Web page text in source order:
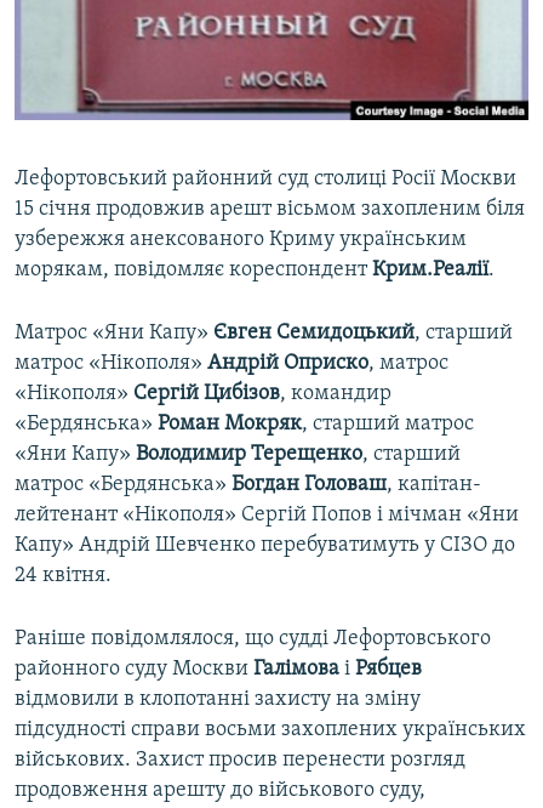
ВІДЕОУРОКИ «ELIFBE»
УКРАЇНСЬКА ПРОБЛЕМА КРИМУ
Qırımtatar
Усі сайти RFE/RL
Лефортовський районний суд столиці Росії Москви
15 січня продовжив арешт вісьмом захопленим біля
узбережжя анексованого Криму українським
морякам, повідомляє кореспондентКрим.Реалії.
Матрос «Яни Капу» Євген Семидоцький, старший
матрос «Нікополя» Андрій Оприско, матрос
«Нікополя» Сергій Цибізов, командир
«Бердянська» Роман Мокряк, старший матрос
«Яни Капу» Володимир Терещенко, старший
матрос «Бердянська» Богдан Головаш, капітан-
лейтенант «Нікополя» Сергій Попов і мічман «Яни
Капу» Андрій Шевченко перебуватимуть у СІЗО до
24 квітня.
Раніше повідомлялося, що судді Лефортовського
районного суду Москви Галімова і Рябцев
відмовили в клопотанні захисту на зміну
підсудності справи восьми захоплених українських
військових. Захист просив перенести розгляд
продовження арешту до військового суду,